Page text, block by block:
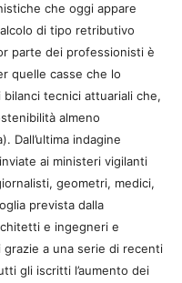
che oggi appare
di tipo retributivo
parte dei professionisti è
quelle casse che lo
tecnici attuariali che,
almeno
Dall’ultima indagine
ai ministeri vigilanti
geometri, medici,
prevista dalla
e ingegneri e
a una serie di recenti
gli iscritti l’aumento dei